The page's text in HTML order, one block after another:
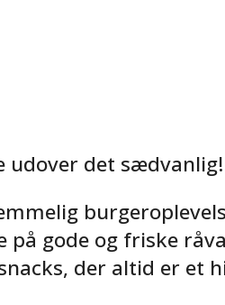
udover det sædvanlig!
på gode og friske
der altid er et